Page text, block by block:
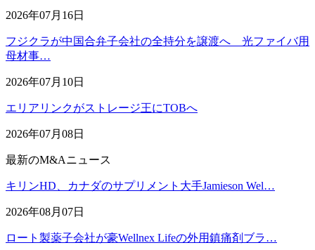
2026年07月16日
フジクラが中国合弁子会社の全持分を譲渡へ 光ファイバ用
母材事…
2026年07月10日
エリアリンクがストレージ王にTOBへ
2026年07月08日
最新のM&Aニュース
キリンHD、カナダのサプリメント大手Jamieson Wel…
2026年08月07日
ロート製薬子会社が豪Wellnex Lifeの外用鎮痛剤ブラ…